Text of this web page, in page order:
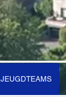
JEUGDTEAMS